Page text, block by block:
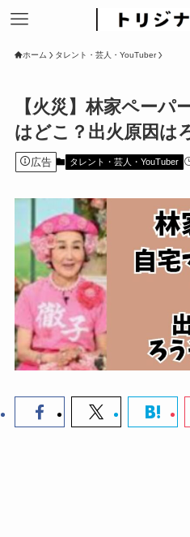
ホーム タレント・芸人・YouTuber
【火災】林家ペーパ
はどこ？出火原因は
広告 タレント・芸人・YouTuber